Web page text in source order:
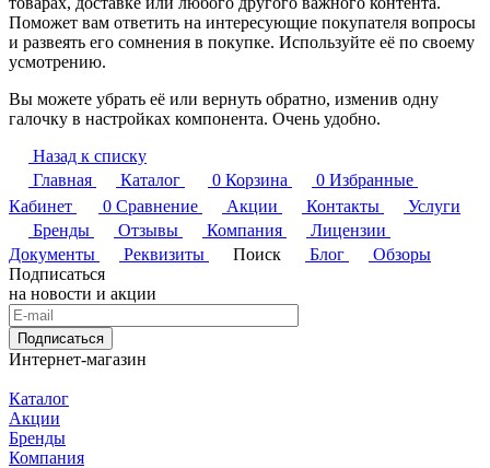
Поможет вам ответить на интересующие покупателя вопросы
и развеять его сомнения в покупке. Используйте её по своему
усмотрению.
Вы можете убрать её или вернуть обратно, изменив одну
галочку в настройках компонента. Очень удобно.
Назад к списку
Главная
Каталог 0 Корзина 0 Избранные
Кабинет
0 Сравнение Акции Контакты
Услуги
Бренды
Отзывы Компания
Лицензии
Документы
Реквизиты Поиск Блог
Обзоры
Подписаться
на новости и акции
Подписаться
Интернет-магазин
Каталог
Акции
Бренды
Компания